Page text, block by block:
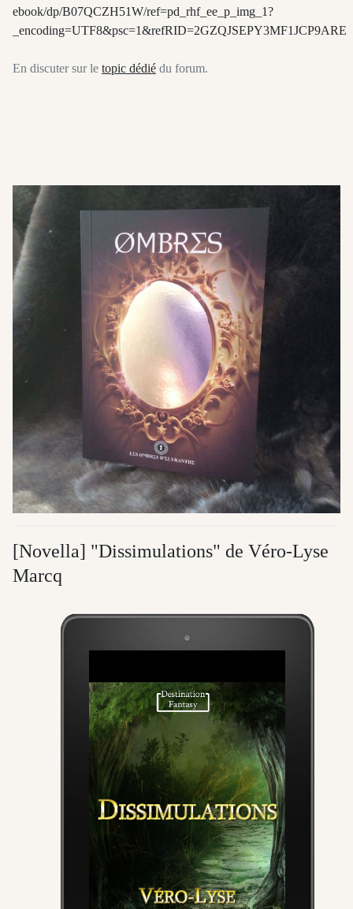
ebook/dp/B07QCZH51W/ref=pd_rhf_ee_p_img_1?
_encoding=UTF8&psc=1&refRID=2GZQJSEPY3MF1JCP9ARE
En discuter sur le topic dédié du forum.
[Novella] "Dissimulations" de Véro-Lyse
Marcq